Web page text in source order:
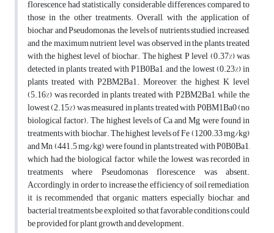
florescence had statistically considerable differences compared to
those in the other treatments. Overall, with the application of
biochar and Pseudomonas, the levels of nutrients studied increased,
and the maximum nutrient level was observed in the plants treated
with the highest level of biochar. The highest P level (0.37%) was
detected in plants treated with P1B0Ba1, and the lowest (0.23%) in
plants treated with P2BM2Ba1. Moreover, the highest K level
(5.16%) was recorded in plants treated with P2BM2Ba1, while the
lowest (2.15%) was measured in plants treated with P0BM1Ba0 (no
biological factor). The highest levels of Ca and Mg were found in
treatments with biochar. The highest levels of Fe (1200.33 mg/kg)
and Mn (441.5 mg/kg) were found in plants treated with P0B0Ba1,
which had the biological factor, while the lowest was recorded in
treatments where Pseudomonas florescence was absent.
Accordingly, in order to increase the efficiency of soil remediation,
it is recommended that organic matters, especially biochar, and
bacterial treatments be exploited so that favorable conditions could
be provided for plant growth and development.